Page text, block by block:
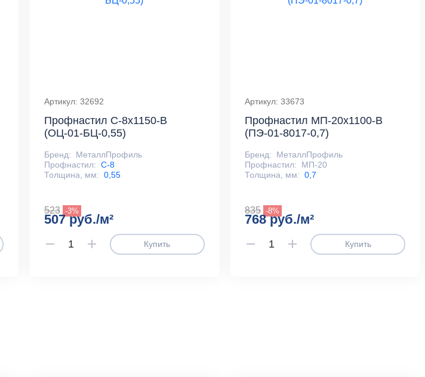
Артикул: 32692
Профнастил С-8х1150-B
(ОЦ-01-БЦ-0,55)
Бренд:
МеталлПрофиль
Профнастил: С-8
Толщина, мм: 0,55
523 -3%
507 руб./м²
Купить
Артикул: 33673
Профнастил МП-20x1100-B
(ПЭ-01-8017-0,7)
Бренд:
МеталлПрофиль
Профнастил:
МП-20
Толщина, мм: 0,7
835 -8%
768 руб./м²
Купить